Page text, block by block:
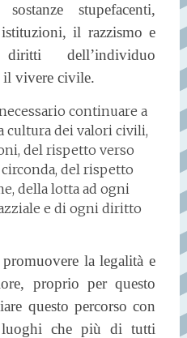
stupefacenti,
il razzismo e
dell’individuo
il vivere civile.
continuare a
cultura dei valori civili,
del rispetto verso
del rispetto
della lotta ad ogni
e di ogni diritto
la legalità e
proprio per questo
questo percorso con
che più di tutti